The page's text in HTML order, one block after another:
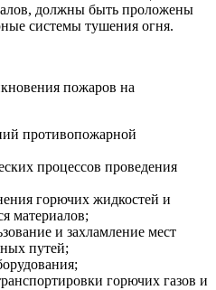
должны быть проложены
системы тушения огня.
пожаров на
противопожарной
процессов проведения
горючих жидкостей и
материалов;
и захламление мест
путей;
горючих газов и